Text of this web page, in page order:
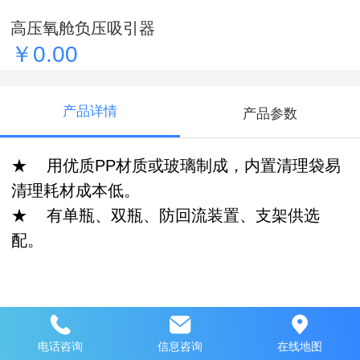
高压氧舱负压吸引器
￥0.00
产品详情 产品参数
★ 用优质PP材质或玻璃制成，内置清理袋易
清理耗材成本低。
★ 有单瓶、双瓶、防回流装置、支架供选
配。
推荐产品
电话咨询 信息咨询 在线地图